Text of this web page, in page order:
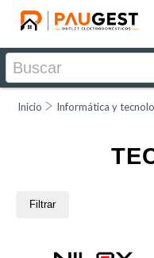
Inicio Informática y
Filtrar